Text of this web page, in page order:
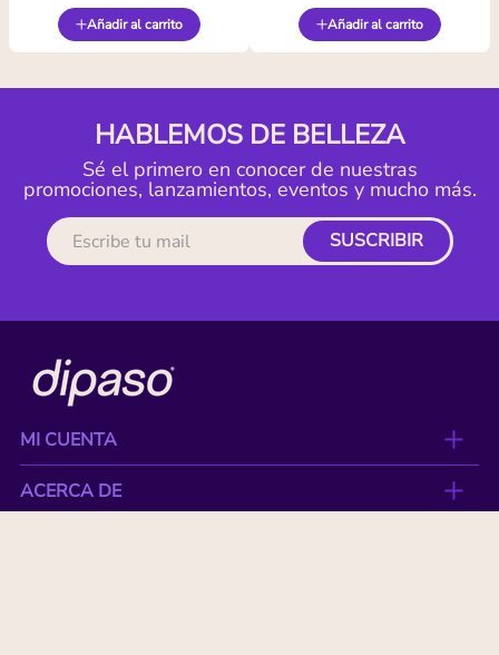
Añadir al carrito Añadir al carrito
HABLEMOS DE BELLEZA
Sé el primero en conocer de nuestras
promociones, lanzamientos, eventos y mucho más.
SUSCRIBIR
MI CUENTA
ACERCA DE